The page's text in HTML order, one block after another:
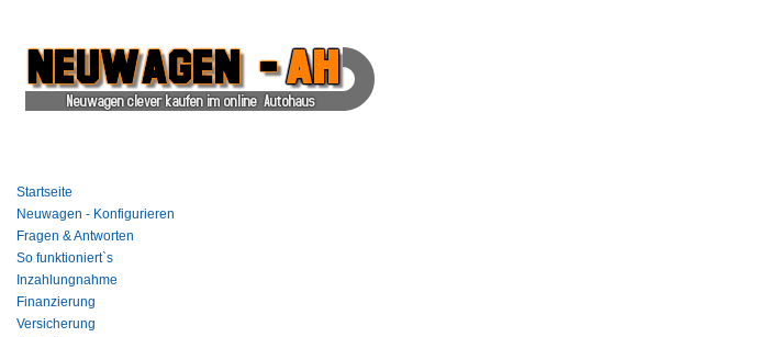
Startseite
Neuwagen - Konfigurieren
Fragen & Antworten
So funktioniert`s
Inzahlungnahme
Finanzierung
Versicherung